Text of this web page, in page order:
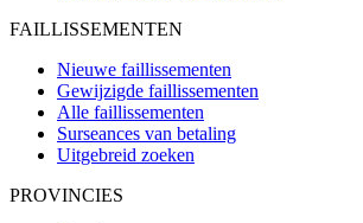
FAILLISSEMENTEN
Nieuwe faillissementen
Gewijzigde faillissementen
Alle faillissementen
Surseances van betaling
Uitgebreid zoeken
PROVINCIES